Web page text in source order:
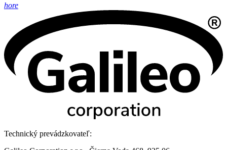
hore
Technický prevádzkovateľ: